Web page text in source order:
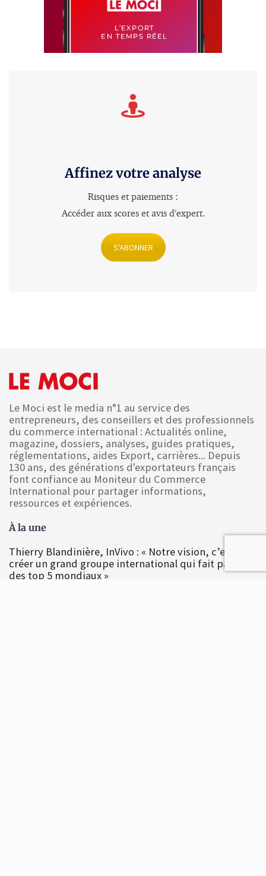
Affinez votre analyse
Risques et paiements :
Accéder aux scores et avis d’expert.
S'ABONNER
Le Moci est le media n°1 au service des
entrepreneurs, des conseillers et des professionnels
du commerce international : Actualités online,
magazine, dossiers, analyses, guides pratiques,
réglementations, aides Export, carrières... Depuis
130 ans, des générations d'exportateurs français
font confiance au Moniteur du Commerce
International pour partager informations,
ressources et expériences.
À la une
Thierry Blandinière, InVivo : « Notre vision, c’est de
créer un grand groupe international qui fait partie
des top 5 mondiaux »